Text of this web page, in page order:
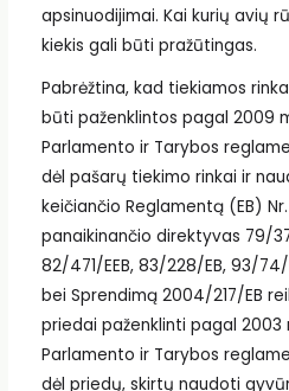
apsinuodijimai. Kai kurių avių
kiekis gali būti pražūtingas.
Pabrėžtina, kad tiekiamos
būti paženklintos pagal 2009
Parlamento ir Tarybos
dėl pašarų tiekimo rinkai ir
keičiančio Reglamentą (EB)
panaikinančio direktyvas 79/
82/471/EEB, 83/228/EB, 93/74/
bei Sprendimą 2004/217/EB
priedai paženklinti pagal 2003
Parlamento ir Tarybos
dėl priedų, skirtų naudoti